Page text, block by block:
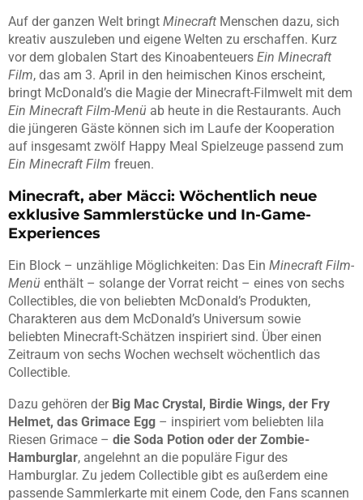
Auf der ganzen Welt bringt Minecraft Menschen dazu, sich
kreativ auszuleben und eigene Welten zu erschaffen. Kurz
vor dem globalen Start des Kinoabenteuers Ein Minecraft
Film, das am 3. April in den heimischen Kinos erscheint,
bringt McDonald’s die Magie der Minecraft-Filmwelt mit dem
Ein Minecraft Film-Menü ab heute in die Restaurants. Auch
die jüngeren Gäste können sich im Laufe der Kooperation
auf insgesamt zwölf Happy Meal Spielzeuge passend zum
Ein Minecraft Film freuen.
Minecraft, aber Mäcci: Wöchentlich neue
exklusive Sammlerstücke und In-Game-
Experiences
Ein Block – unzählige Möglichkeiten: Das Ein Minecraft Film-
Menü enthält – solange der Vorrat reicht – eines von sechs
Collectibles, die von beliebten McDonald’s Produkten,
Charakteren aus dem McDonald’s Universum sowie
beliebten Minecraft-Schätzen inspiriert sind. Über einen
Zeitraum von sechs Wochen wechselt wöchentlich das
Collectible.
Dazu gehören der Big Mac Crystal, Birdie Wings, der Fry
Helmet, das Grimace Egg – inspiriert vom beliebten lila
Riesen Grimace – die Soda Potion oder der Zombie-
Hamburglar, angelehnt an die populäre Figur des
Hamburglar. Zu jedem Collectible gibt es außerdem eine
passende Sammlerkarte mit einem Code, den Fans scannen